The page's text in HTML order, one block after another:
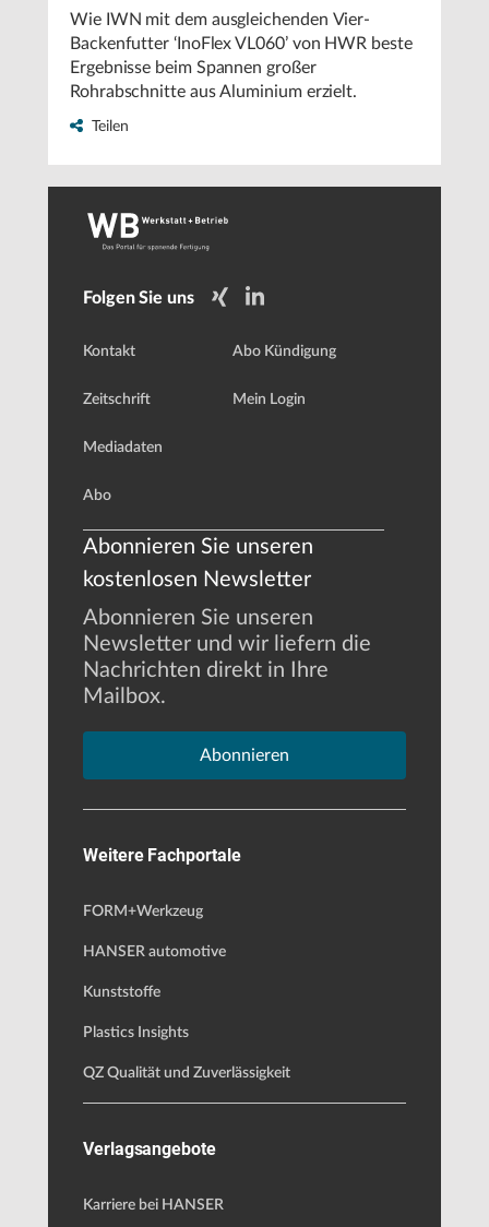
Wie IWN mit dem ausgleichenden Vier-
Backenfutter ‘InoFlex VL060’ von HWR beste
Ergebnisse beim Spannen großer
Rohrabschnitte aus Aluminium erzielt.
Teilen
Folgen Sie uns
Kontakt
Zeitschrift
Mediadaten
Abo
Abo Kündigung
Mein Login
Abonnieren Sie unseren
kostenlosen Newsletter
Abonnieren Sie unseren
Newsletter und wir liefern die
Nachrichten direkt in Ihre
Mailbox.
Abonnieren
Weitere Fachportale
FORM+Werkzeug
HANSER automotive
Kunststoffe
Plastics Insights
QZ Qualität und Zuverlässigkeit
Verlagsangebote
Karriere bei HANSER